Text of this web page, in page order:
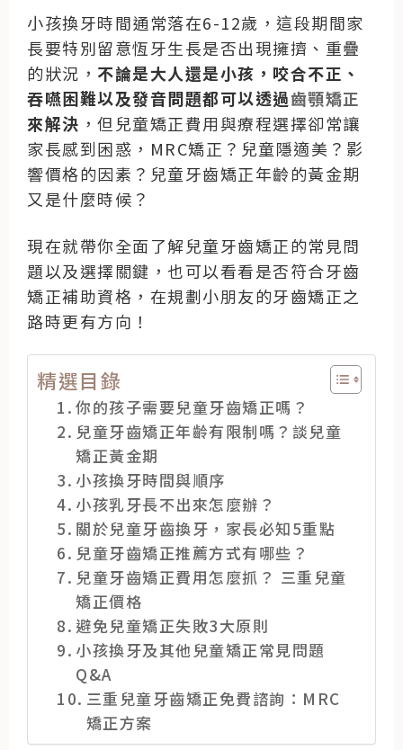
小孩換牙時間通常落在6-12歲，這段期間家
長要特別留意恆牙生長是否出現擁擠、重疊
的狀況， 不論是大人還是小孩，咬合不正、
吞嚥困難以及發音問題都可以透過齒顎矯正
來解決 ，但兒童矯正費用與療程選擇卻常讓
家長感到困惑，MRC矯正？兒童隱適美？影
響價格的因素？兒童牙齒矯正年齡的黃金期
又是什麼時候？
現在就帶你全面了解兒童牙齒矯正的常見問
題以及選擇關鍵，也可以看看是否符合牙齒
矯正補助資格，在規劃小朋友的牙齒矯正之
路時更有方向！
精選目錄
你的孩子需要兒童牙齒矯正嗎？
兒童牙齒矯正年齡有限制嗎？談兒童
矯正黃金期
小孩換牙時間與順序
小孩乳牙長不出來怎麼辦？
關於兒童牙齒換牙，家長必知5重點
兒童牙齒矯正推薦方式有哪些？
兒童牙齒矯正費用怎麼抓？ 三重兒童
矯正價格
避免兒童矯正失敗3大原則
小孩換牙及其他兒童矯正常見問題
Q&A
三重兒童牙齒矯正免費諮詢：MRC
矯正方案